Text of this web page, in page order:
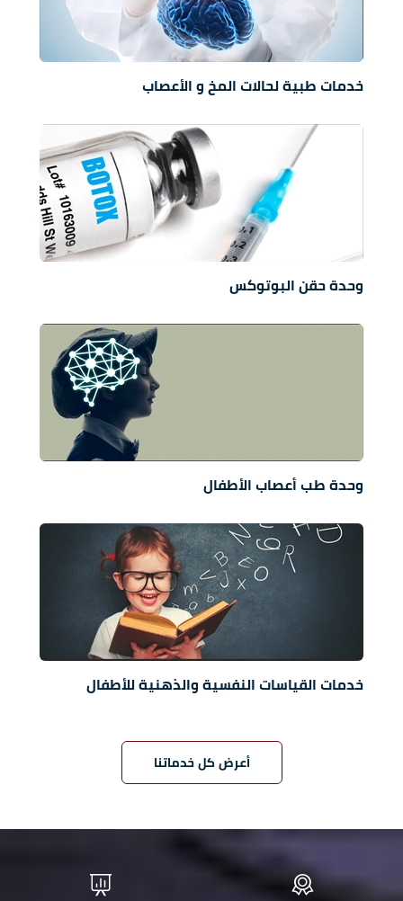
خدمات طبية لحالات المخ و الأعصاب
وحدة حقن البوتوكس
وحدة طب أعصاب الأطفال
خدمات القياسات النفسية والذهنية للأطفال
أعرض كل خدماتنا